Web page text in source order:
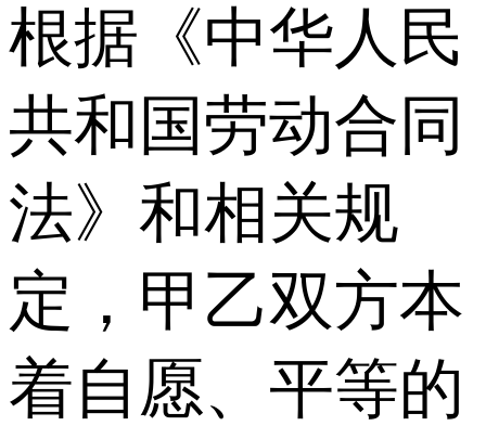
根据《中华人民
共和国劳动合同
法》和相关规
定，甲乙双方本
着自愿、平等的